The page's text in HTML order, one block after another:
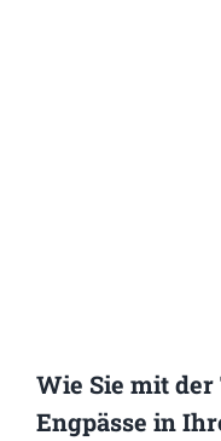
Wie Sie mit
Engpässe in